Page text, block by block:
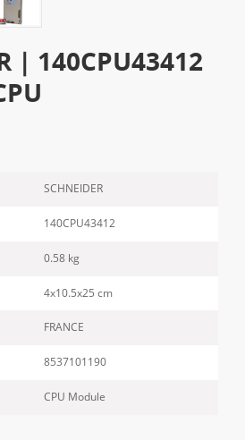
| 140CPU43412
SCHNEIDER
140CPU43412
0.58 kg
4x10.5x25 cm
FRANCE
8537101190
CPU Module